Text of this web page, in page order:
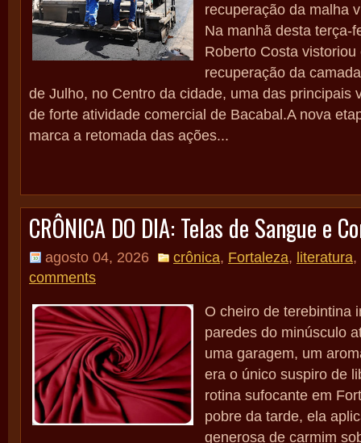
recuperação da malha
Na manhã desta terça-
Roberto Costa
recuperação da
de Julho, no Centro da cidade, uma das principais
de forte atividade comercial de Bacabal.A nova
marca a retomada das ações...
CRÔNICA DO DIA: Telas de Sangue e
agosto 04, 2026 crônica, Fortaleza, literatura,
comments
O cheiro de terebintina
paredes do minúsculo
uma garagem, um
era o único suspiro de
rotina sufocante em
pobre da tarde, ela
generosa de carmim